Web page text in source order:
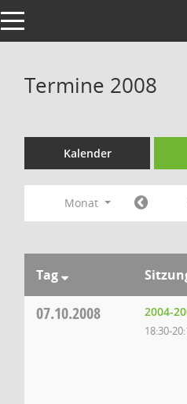
Toggle navigation
Termine 2008
Kalender
Monat
Tag
07.10.2008 2004-
18:30-